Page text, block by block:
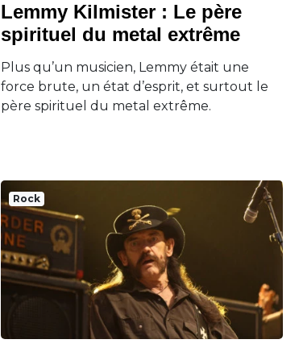
Lemmy Kilmister : Le père
spirituel du metal extrême
Plus qu’un musicien, Lemmy était une
force brute, un état d’esprit, et surtout le
père spirituel du metal extrême.
Rock